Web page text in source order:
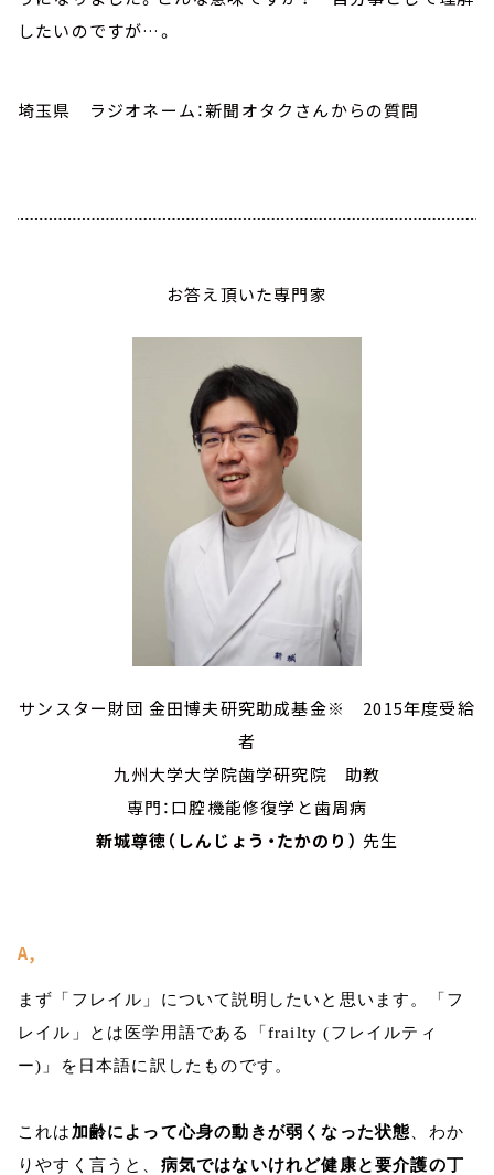
したいのですが…。
埼玉県 ラジオネーム：新聞オタクさんからの質問
お答え頂いた専門家
サンスター財団 金田博夫研究助成基金※ 2015年度受給
者
九州大学大学院歯学研究院 助教
専門：口腔機能修復学と歯周病
新城尊徳（しんじょう・たかのり） 先生
A,
まず「フレイル」について説明したいと思います。「フ
レイル」とは医学用語である「frailty (フレイルティ
ー)」を日本語に訳したものです。
これは 加齢によって心身の動きが弱くなった状態 、わか
りやすく言うと、 病気ではないけれど健康と要介護の丁